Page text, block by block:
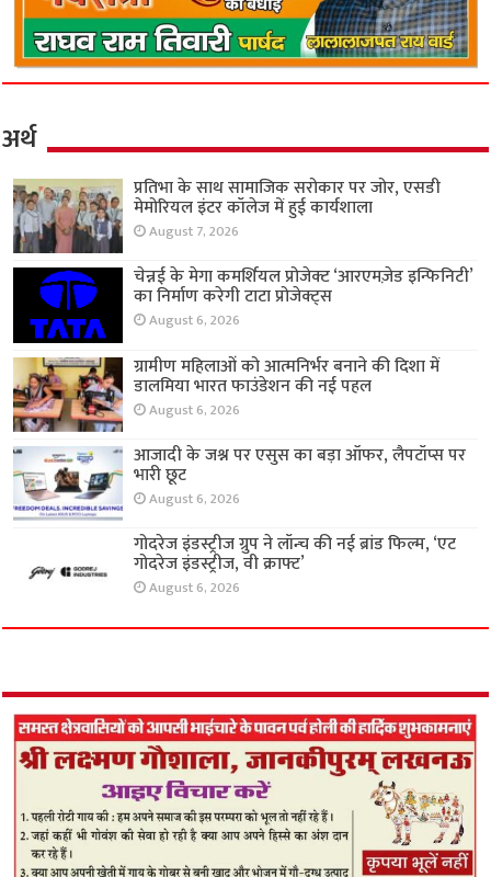
अर्थ
प्रतिभा के साथ सामाजिक सरोकार पर जोर, एसडी
मेमोरियल इंटर कॉलेज में हुई कार्यशाला
August 7, 2026
चेन्नई के मेगा कमर्शियल प्रोजेक्ट ‘आरएमज़ेड इन्फिनिटी’
का निर्माण करेगी टाटा प्रोजेक्ट्स
August 6, 2026
ग्रामीण महिलाओं को आत्मनिर्भर बनाने की दिशा में
डालमिया भारत फाउंडेशन की नई पहल
August 6, 2026
आजादी के जश्न पर एसुस का बड़ा ऑफर, लैपटॉप्स पर
भारी छूट
August 6, 2026
गोदरेज इंडस्ट्रीज ग्रुप ने लॉन्च की नई ब्रांड फिल्म, ‘एट
गोदरेज इंडस्ट्रीज, वी क्राफ्ट’
August 6, 2026